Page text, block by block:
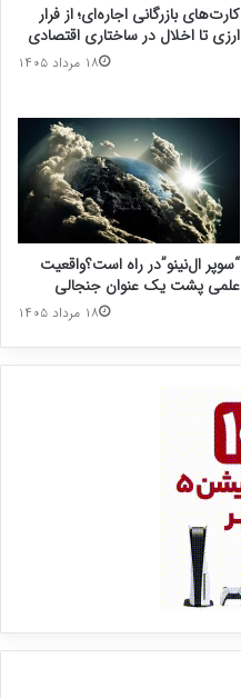
کارت‌های بازرگانی اجاره‌ای؛ از فرار
ارزی تا اخلال در ساختاری اقتصادی
۱۸ مرداد ۱۴۰۵
“سوپر ال‌نینو”در راه است؟واقعیت
علمی پشت یک عنوان جنجالی
۱۸ مرداد ۱۴۰۵